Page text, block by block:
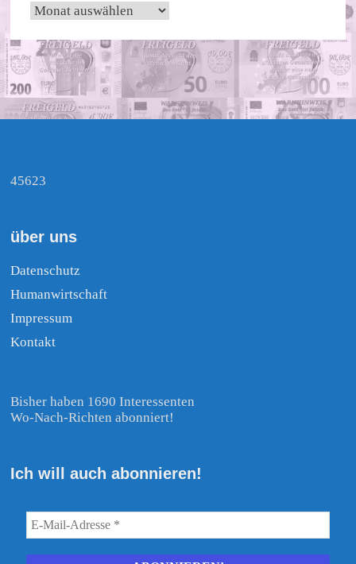
Archiv
45623
über uns
Datenschutz
Humanwirtschaft
Impressum
Kontakt
Bisher haben 1690 Interessenten
Wo-Nach-Richten abonniert!
Ich will auch abonnieren!